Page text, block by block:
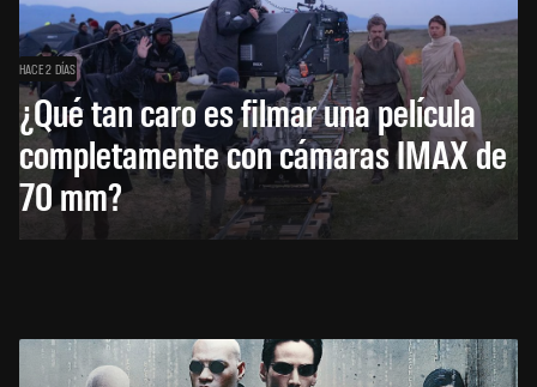
HACE 2 DÍAS
¿Qué tan caro es filmar una película
completamente con cámaras IMAX de
70 mm?